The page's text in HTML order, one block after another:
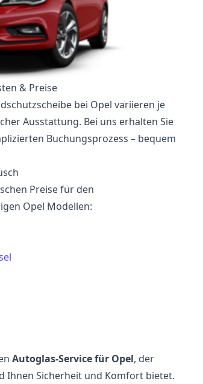
& Preise
bei Opel variieren je
Ausstattung. Bei uns erhalten Sie
Buchungsprozess – bequem
Preise für den
Opel Modellen:
Autoglas-Service für Opel, der
Ihnen Sicherheit und Komfort bietet.